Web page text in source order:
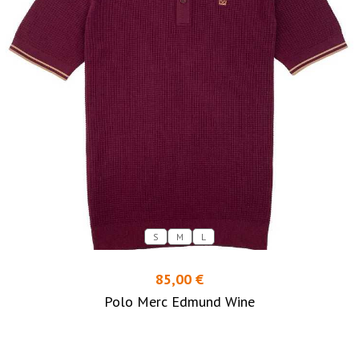
S M L
85,00 €
Polo Merc Edmund Wine